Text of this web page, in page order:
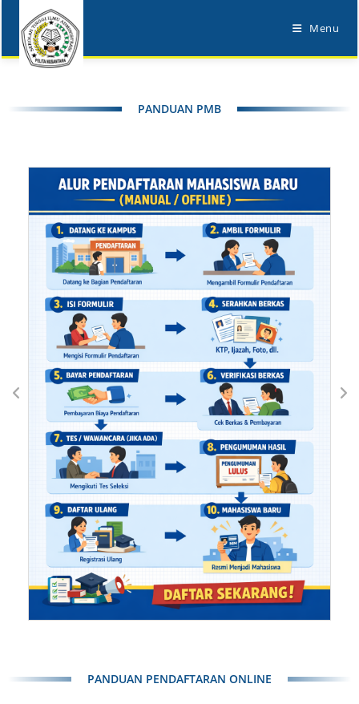
Menu
PANDUAN PMB
PANDUAN PENDAFTARAN ONLINE​